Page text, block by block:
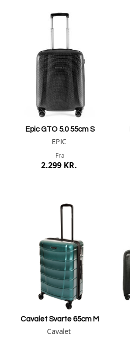
Epic GTO 5.0 55cm S
EPIC
Fra
2.299 KR.
Cavalet Svarte 65cm M
Cavalet